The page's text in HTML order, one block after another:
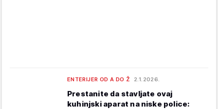
ENTERIJER OD A DO Ž 2.1.2026.
Prestanite da stavljate ovaj
kuhinjski aparat na niske police: